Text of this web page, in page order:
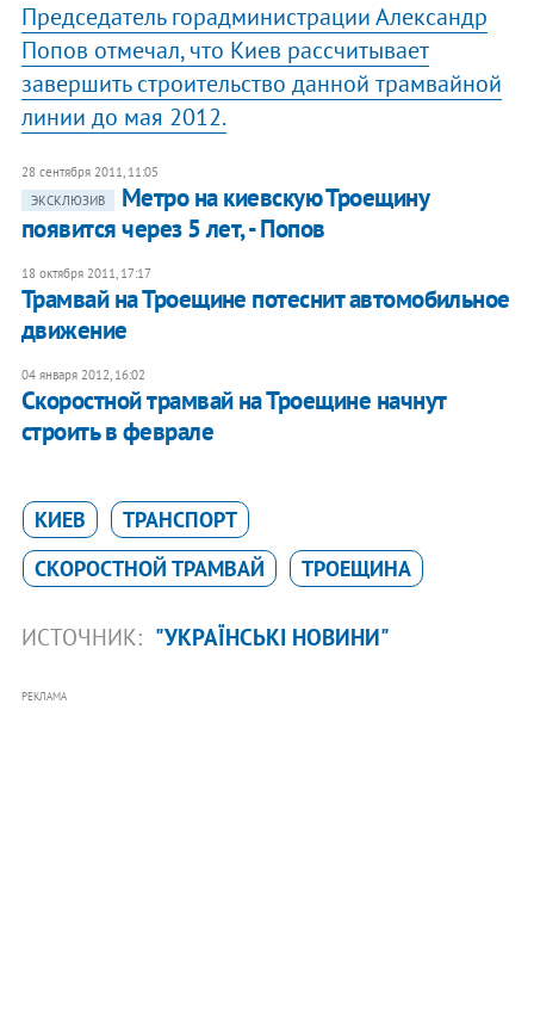
Председатель горадминистрации Александр
Попов отмечал, что Киев рассчитывает
завершить строительство данной трамвайной
линии до мая 2012.
28 сентября 2011, 11:05
ЭКСКЛЮЗИВ
Метро на киевскую Троещину
появится через 5 лет, - Попов
18 октября 2011, 17:17
Трамвай на Троещине потеснит автомобильное
движение
04 января 2012, 16:02
Скоростной трамвай на Троещине начнут
строить в феврале
КИЕВ
ТРАНСПОРТ
СКОРОСТНОЙ ТРАМВАЙ
ТРОЕЩИНА
ИСТОЧНИК: "УКРАЇНСЬКІ НОВИНИ"
РЕКЛАМА